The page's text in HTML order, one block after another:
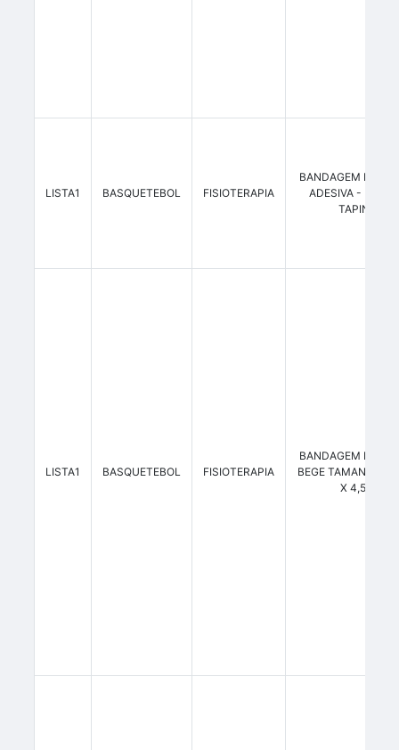
LISTA1 BASQUETEBOL FISIOTERAPIA
BANDAGEM
ADESIVA -
TAPING
LISTA1 BASQUETEBOL FISIOTERAPIA
BANDAGEM
BEGE TAMANHO
X 4,5M